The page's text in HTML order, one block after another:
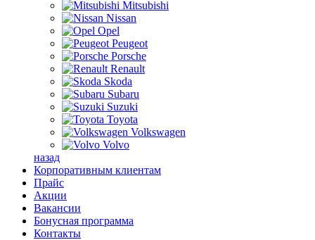
Mitsubishi
Nissan
Opel
Peugeot
Porsche
Renault
Skoda
Subaru
Suzuki
Toyota
Volkswagen
Volvo
назад
Корпоративным клиентам
Прайс
Акции
Вакансии
Бонусная программа
Контакты